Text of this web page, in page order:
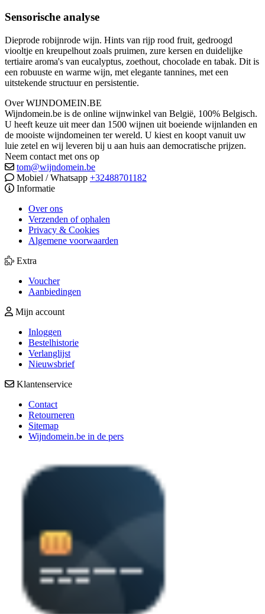
Sensorische analyse
Dieprode robijnrode wijn. Hints van rijp rood fruit, gedroogd
viooltje en kreupelhout zoals pruimen, zure kersen en duidelijke
tertiaire aroma's van eucalyptus, zoethout, chocolade en tabak. Dit is
een robuuste en warme wijn, met elegante tannines, met een
uitstekende structuur en persistentie.
Over WIJNDOMEIN.BE
Wijndomein.be is de online wijnwinkel van België, 100% Belgisch.
U heeft keuze uit meer dan 1500 wijnen uit boeiende wijnlanden en
de mooiste wijndomeinen ter wereld. U kiest en koopt vanuit uw
luie zetel en wij leveren bij u aan huis aan democratische prijzen.
Neem contact met ons op
tom@wijndomein.be
Mobiel / Whatsapp +32488701182
Informatie
Over ons
Verzenden of ophalen
Privacy & Cookies
Algemene voorwaarden
Extra
Voucher
Aanbiedingen
Mijn account
Inloggen
Bestelhistorie
Verlanglijst
Nieuwsbrief
Klantenservice
Contact
Retourneren
Sitemap
Wijndomein.be in de pers